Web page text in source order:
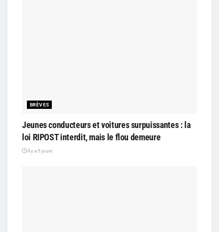
BRÈVES
Jeunes conducteurs et voitures surpuissantes : la
loi RIPOST interdit, mais le flou demeure
il y a 5 jours